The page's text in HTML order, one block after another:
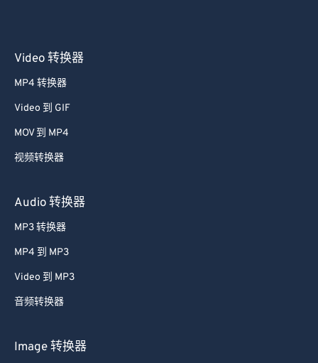
Video 转换器
MP4 转换器
Video 到 GIF
MOV 到 MP4
视频转换器
Audio 转换器
MP3 转换器
MP4 到 MP3
Video 到 MP3
音频转换器
Image 转换器